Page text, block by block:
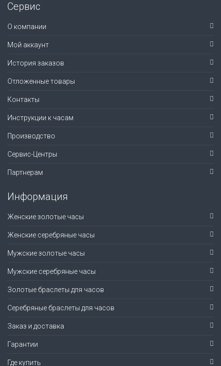
Сервис
О компании
Мой аккаунт
История заказов
Отложенные товары
Контакты
Инструкции к часам
Производство
Сервис-Центры
Партнерам
Информация
Женские золотые часы
Женские серебряные часы
Мужские золотые часы
Мужские серебряные часы
Золотые браслеты для часов
Серебряные браслеты для часов
Заказ и доставка
Гарантии
Где купить